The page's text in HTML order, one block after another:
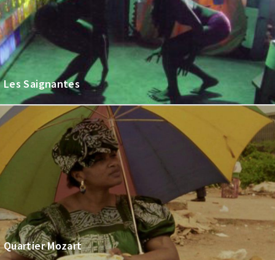
Les Saignantes
Quartier Mozart